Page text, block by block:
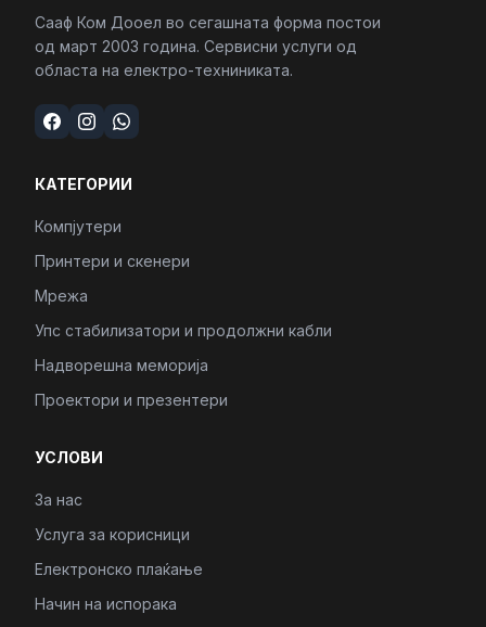
Сааф Ком Дооел во сегашната форма постои
од март 2003 година. Сервисни услуги од
областа на електро-техниниката.
КАТЕГОРИИ
Компјутери
Принтери и скенери
Мрежа
Упс стабилизатори и продолжни кабли
Надворешна меморија
Проектори и презентери
УСЛОВИ
За нас
Услуга за корисници
Електронско плаќање
Начин на испорака